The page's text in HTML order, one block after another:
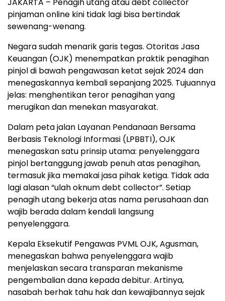
pinjaman online kini tidak lagi bisa bertindak
sewenang-wenang.
Negara sudah menarik garis tegas. Otoritas Jasa
Keuangan (OJK) menempatkan praktik penagihan
pinjol di bawah pengawasan ketat sejak 2024 dan
menegaskannya kembali sepanjang 2025. Tujuannya
jelas: menghentikan teror penagihan yang
merugikan dan menekan masyarakat.
Dalam peta jalan Layanan Pendanaan Bersama
Berbasis Teknologi Informasi (LPBBTI), OJK
menegaskan satu prinsip utama: penyelenggara
pinjol bertanggung jawab penuh atas penagihan,
termasuk jika memakai jasa pihak ketiga. Tidak ada
lagi alasan “ulah oknum debt collector”. Setiap
penagih utang bekerja atas nama perusahaan dan
wajib berada dalam kendali langsung
penyelenggara.
Kepala Eksekutif Pengawas PVML OJK, Agusman,
menegaskan bahwa penyelenggara wajib
menjelaskan secara transparan mekanisme
pengembalian dana kepada debitur. Artinya,
nasabah berhak tahu hak dan kewajibannya sejak